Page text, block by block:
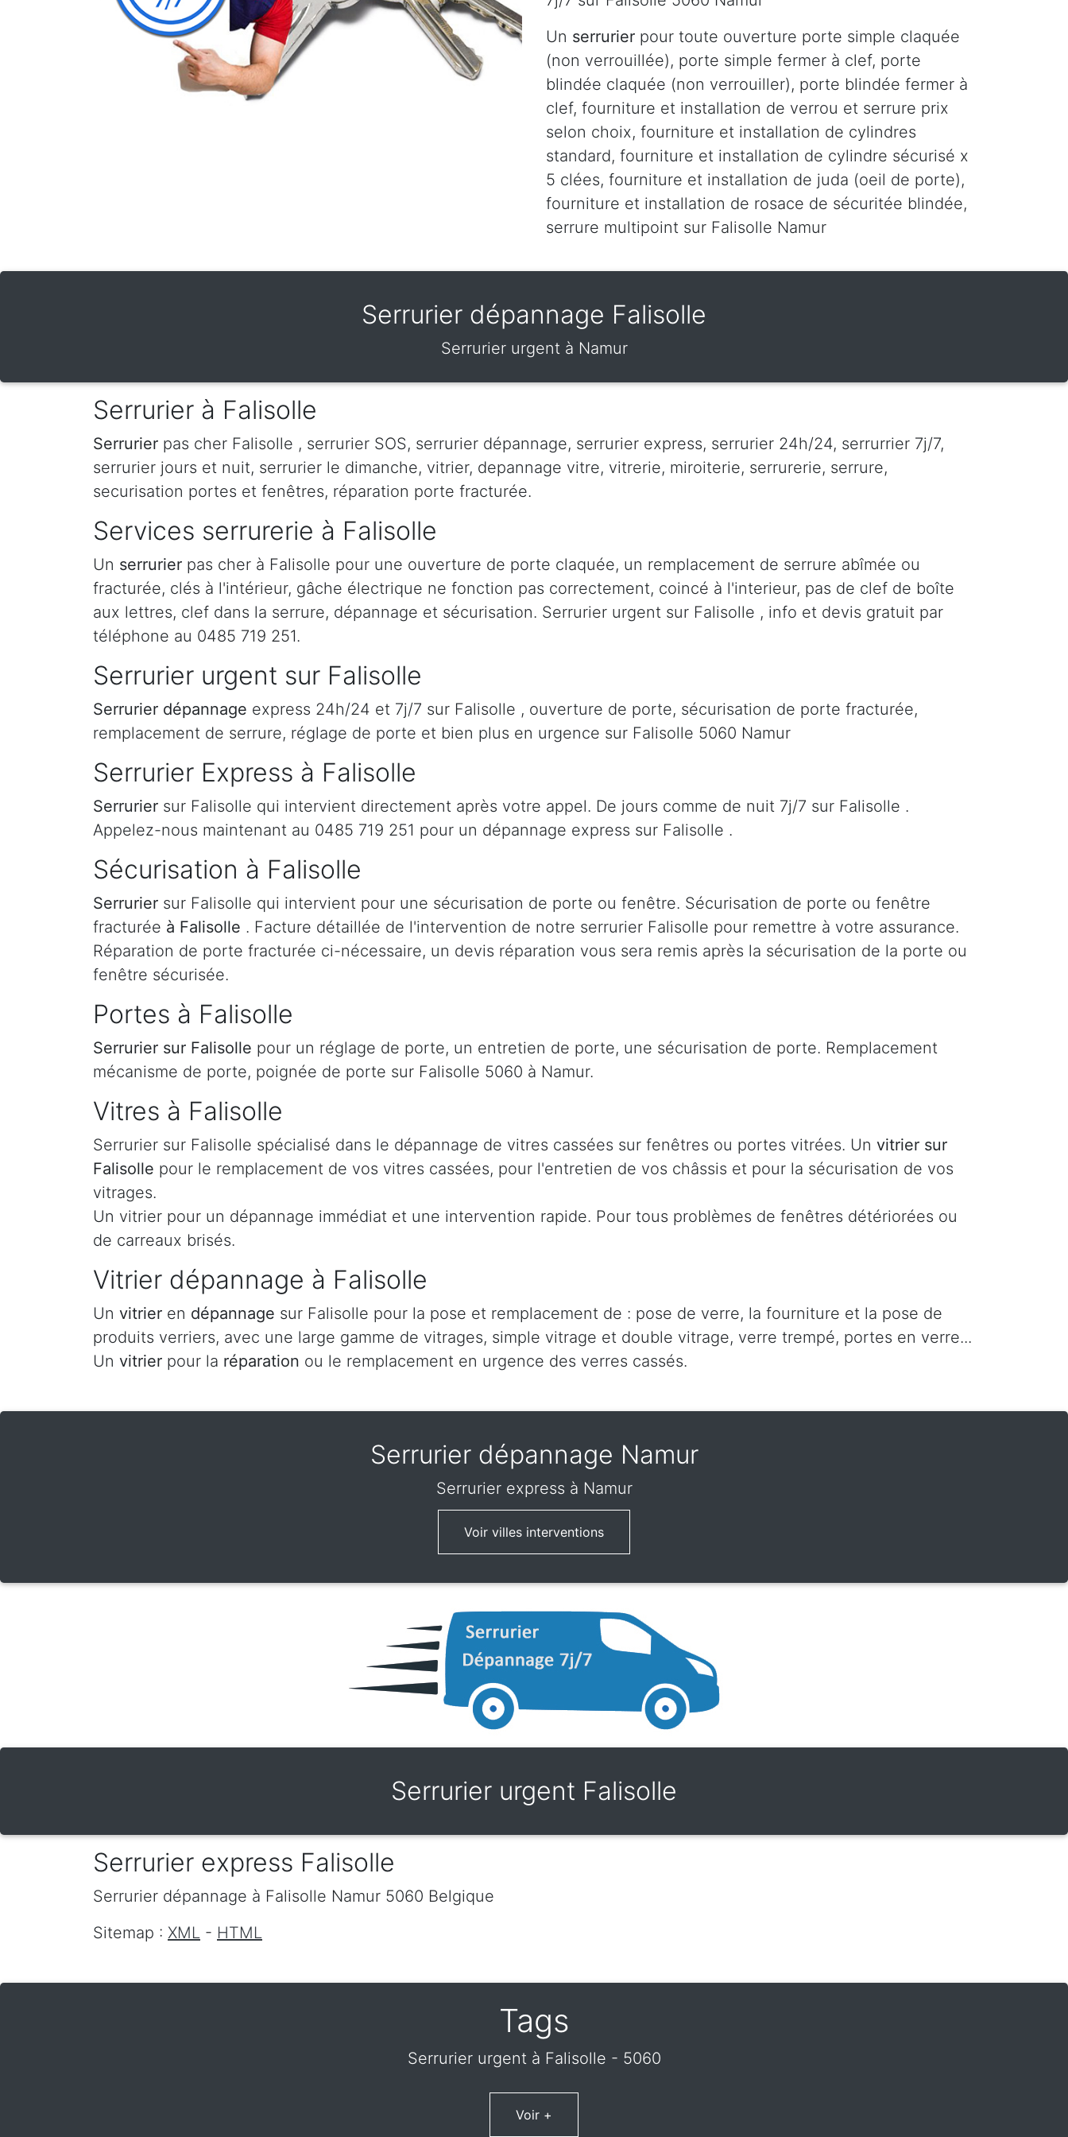
Un serrurier pour toute ouverture porte simple claquée
(non verrouillée), porte simple fermer à clef, porte
blindée claquée (non verrouiller), porte blindée fermer à
clef, fourniture et installation de verrou et serrure prix
selon choix, fourniture et installation de cylindres
standard, fourniture et installation de cylindre sécurisé x
5 clées, fourniture et installation de juda (oeil de porte),
fourniture et installation de rosace de sécuritée blindée,
serrure multipoint sur Falisolle Namur
Serrurier dépannage Falisolle
Serrurier urgent à Namur
Serrurier à Falisolle
Serrurier pas cher Falisolle , serrurier SOS, serrurier dépannage, serrurier express, serrurier 24h/24, serrurrier 7j/7,
serrurier jours et nuit, serrurier le dimanche, vitrier, depannage vitre, vitrerie, miroiterie, serrurerie, serrure,
securisation portes et fenêtres, réparation porte fracturée.
Services serrurerie à Falisolle
Un serrurier pas cher à Falisolle pour une ouverture de porte claquée, un remplacement de serrure abîmée ou
fracturée, clés à l'intérieur, gâche électrique ne fonction pas correctement, coincé à l'interieur, pas de clef de boîte
aux lettres, clef dans la serrure, dépannage et sécurisation. Serrurier urgent sur Falisolle , info et devis gratuit par
téléphone au 0485 719 251.
Serrurier urgent sur Falisolle
Serrurier dépannage express 24h/24 et 7j/7 sur Falisolle , ouverture de porte, sécurisation de porte fracturée,
remplacement de serrure, réglage de porte et bien plus en urgence sur Falisolle 5060 Namur
Serrurier Express à Falisolle
Serrurier sur Falisolle qui intervient directement après votre appel. De jours comme de nuit 7j/7 sur Falisolle .
Appelez-nous maintenant au 0485 719 251 pour un dépannage express sur Falisolle .
Sécurisation à Falisolle
Serrurier sur Falisolle qui intervient pour une sécurisation de porte ou fenêtre. Sécurisation de porte ou fenêtre
fracturée à Falisolle . Facture détaillée de l'intervention de notre serrurier Falisolle pour remettre à votre assurance.
Réparation de porte fracturée ci-nécessaire, un devis réparation vous sera remis après la sécurisation de la porte ou
fenêtre sécurisée.
Portes à Falisolle
Serrurier sur Falisolle pour un réglage de porte, un entretien de porte, une sécurisation de porte. Remplacement
mécanisme de porte, poignée de porte sur Falisolle 5060 à Namur.
Vitres à Falisolle
Serrurier sur Falisolle spécialisé dans le dépannage de vitres cassées sur fenêtres ou portes vitrées. Un vitrier sur
Falisolle pour le remplacement de vos vitres cassées, pour l'entretien de vos châssis et pour la sécurisation de vos
vitrages.
Un vitrier pour un dépannage immédiat et une intervention rapide. Pour tous problèmes de fenêtres détériorées ou
de carreaux brisés.
Vitrier dépannage à Falisolle
Un vitrier en dépannage sur Falisolle pour la pose et remplacement de : pose de verre, la fourniture et la pose de
produits verriers, avec une large gamme de vitrages, simple vitrage et double vitrage, verre trempé, portes en verre...
Un vitrier pour la réparation ou le remplacement en urgence des verres cassés.
Serrurier dépannage Namur
Serrurier express à Namur
Voir villes interventions
Serrurier urgent Falisolle
Serrurier express Falisolle
Serrurier dépannage à Falisolle Namur 5060 Belgique
Sitemap : XML - HTML
Tags
Serrurier urgent à Falisolle - 5060
Voir +